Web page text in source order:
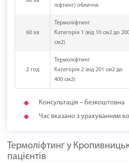
ліфтинг) обличчя
60 хв
Термоліфтинг
Категорія 1 (від 10 см2 до
см2)
2 год
Термоліфтинг
Категорія 2 (від 201 см2 до
400 см2)
Консультація – безкоштовна
Час вказано з урахуванням
Термоліфтинг у
пацієнтів